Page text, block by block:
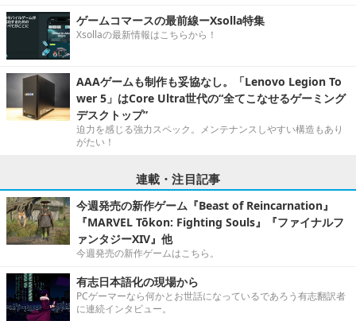
ゲームコマースの最前線ーXsolla特集
Xsollaの最新情報はこちらから！
AAAゲームも制作も妥協なし。「Lenovo Legion To
wer 5」はCore Ultra世代の“全てこなせるゲーミング
デスクトップ”
迫力を感じる強力スペック。メンテナンスしやすい構造もあり
がたい！
連載・注目記事
今週発売の新作ゲーム『Beast of Reincarnation』
『MARVEL Tōkon: Fighting Souls』『ファイナルフ
ァンタジーXIV』他
今週発売の新作ゲームはこちら。
有志日本語化の現場から
PCゲーマーなら何かとお世話になっているであろう有志翻訳者
に連続インタビュー。